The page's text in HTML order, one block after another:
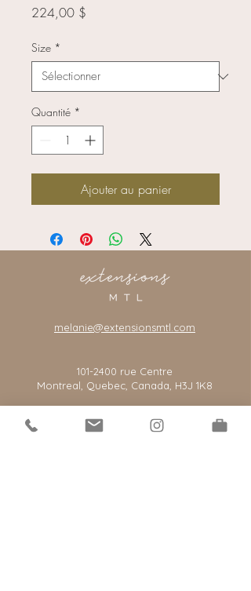
224,00 $
Size *
Quantité *
Ajouter au panier
melanie@extensionsmtl.com
101-2400 rue Centre
Montreal, Quebec, Canada, H3J 1K8